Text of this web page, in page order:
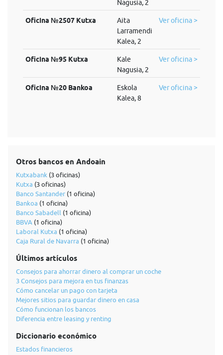
Nagusia, 2
Oficina №2507 Kutxa
Aita
Larramendi
Kalea, 2
Ver oficina >
Oficina №95 Kutxa
Kale
Nagusia, 2
Ver oficina >
Oficina №20 Bankoa
Eskola
Kalea, 8
Ver oficina >
Otros bancos en Andoain
Kutxabank (3 oficinas)
Kutxa (3 oficinas)
Banco Santander (1 oficina)
Bankoa (1 oficina)
Banco Sabadell (1 oficina)
BBVA (1 oficina)
Laboral Kutxa (1 oficina)
Caja Rural de Navarra (1 oficina)
Últimos artículos
Consejos para ahorrar dinero al comprar un coche
3 Consejos para mejora en tus finanzas
Cómo cancelar un pago con tarjeta
Mejores sitios para guardar dinero en casa
Cómo funcionan los bancos
Diferencia entre leasing y renting
Diccionario económico
Estados financieros